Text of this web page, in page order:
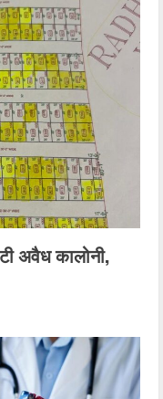
अवैध कालोनी,